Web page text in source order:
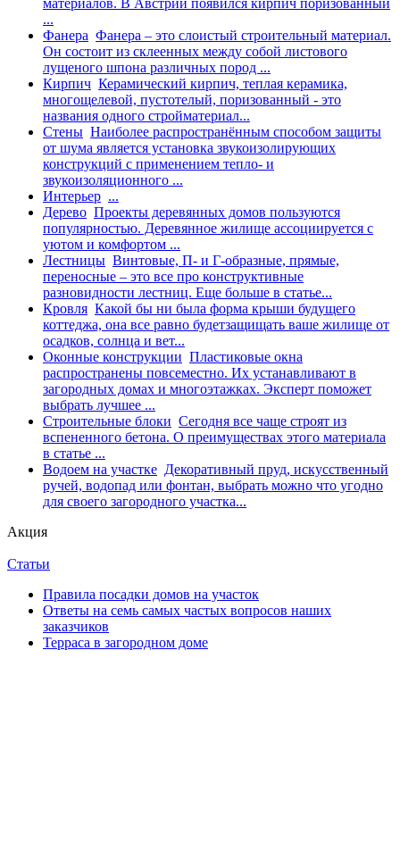
...
Фанера Фанера – это слоистый строительный материал.
Он состоит из склеенных между собой листового
лущеного шпона различных пород ...
Кирпич Керамический кирпич, теплая керамика,
многощелевой, пустотелый, поризованный - это
названия одного стройматериал...
Стены Наиболее распространённым способом защиты
от шума является установка звукоизолирующих
конструкций с применением тепло- и
звукоизоляционного ...
Интерьер ...
Дерево Проекты деревянных домов пользуются
популярностью. Деревянное жилище ассоциируется с
уютом и комфортом ...
Лестницы Винтовые, П- и Г-образные, прямые,
переносные – это все про конструктивные
разновидности лестниц. Еще больше в статье...
Кровля Какой бы ни была форма крыши будущего
коттеджа, она все равно будетзащищать ваше жилище от
осадков, солнца и вет...
Оконные конструкции Пластиковые окна
распространены повсеместно. Их устанавливают в
загородных домах и многоэтажках. Эксперт поможет
выбрать лучшее ...
Строительные блоки Сегодня все чаще строят из
вспененного бетона. О преимуществах этого материала
в статье ...
Водоем на участке Декоративный пруд, искусственный
ручей, водопад или фонтан, выбрать можно что угодно
для своего загородного участка...
Акция
Статьи
Правила посадки домов на участок
Ответы на семь самых частых вопросов наших
заказчиков
Терраса в загородном доме